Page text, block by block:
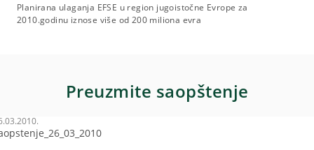
Planirana ulaganja EFSE u region jugoistočne Evrope za
2010.godinu iznose više od 200 miliona evra
Preuzmite saopštenje